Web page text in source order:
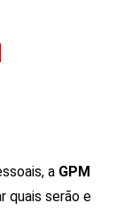
a GPM
quais serão e